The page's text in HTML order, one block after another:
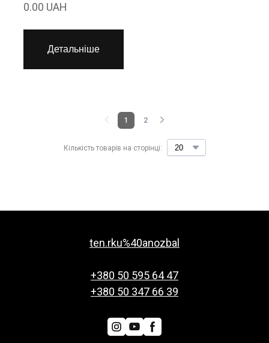
0.00 UAH
Детальніше
Кількість товарів на сторінці:
1 2
ten.rku%40anozbal
+380 50 595 64 47
+380 50 347 66 39